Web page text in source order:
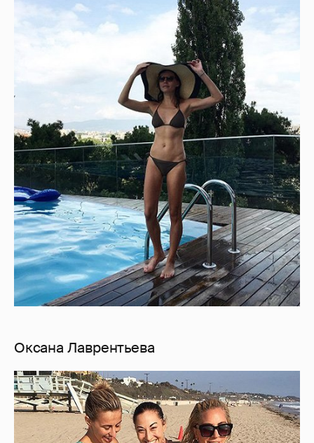
Оксана Лаврентьева